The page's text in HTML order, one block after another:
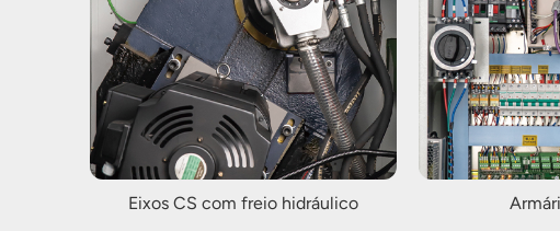
Eixos CS com freio hidráulico